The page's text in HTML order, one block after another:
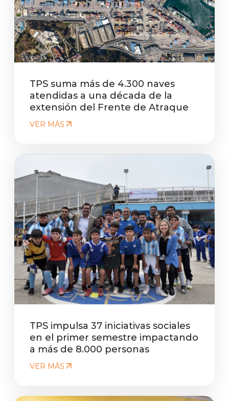
TPS suma más de 4.300 naves
atendidas a una década de la
extensión del Frente de Atraque
VER MÁS
TPS impulsa 37 iniciativas sociales
en el primer semestre impactando
a más de 8.000 personas
VER MÁS